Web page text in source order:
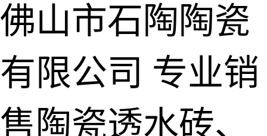
佛山市石陶陶瓷
有限公司 专业销
售陶瓷透水砖、